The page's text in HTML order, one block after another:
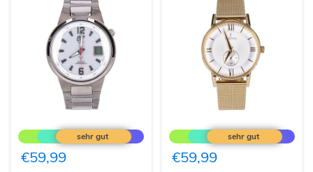
Tech
Time
Everest
II
€59,99
Retro
F20569/2
Armbanduhr
goldfarben
€59,99